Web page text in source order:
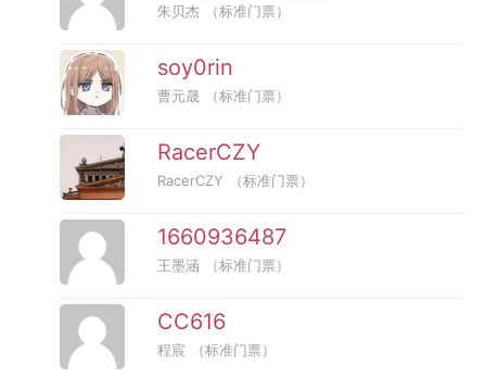
朱贝杰 （标准门票）
soy0rin
曹元晟 （标准门票）
RacerCZY
RacerCZY （标准门票）
1660936487
王墨涵 （标准门票）
CC616
程宸 （标准门票）